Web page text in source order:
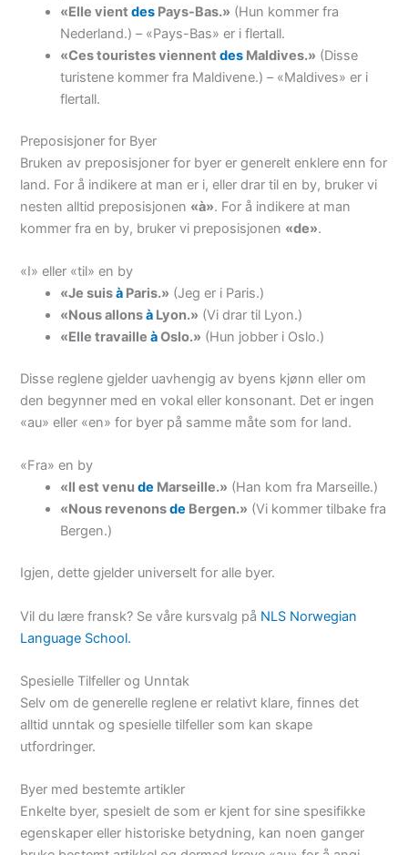
«Elle vientdes Pays-Bas.» (Hun kommer fra
Nederland.) – «Pays-Bas» er i flertall.
«Ces touristes viennentdes Maldives.» (Disse
turistene kommer fra Maldivene.) – «Maldives» er i
flertall.
Preposisjoner for Byer
Bruken av preposisjoner for byer er generelt enklere enn for
land. For å indikere at man er i, eller drar til en by, bruker vi
nesten alltid preposisjonen «à». For å indikere at man
kommer fra en by, bruker vi preposisjonen «de».
«I» eller «til» en by
«Je suisà Paris.» (Jeg er i Paris.)
«Nous allonsà Lyon.» (Vi drar til Lyon.)
«Elle travailleàOslo.» (Hun jobber i Oslo.)
Disse reglene gjelder uavhengig av byens kjønn eller om
den begynner med en vokal eller konsonant. Det er ingen
«au» eller «en» for byer på samme måte som for land.
«Fra» en by
«Il est venude Marseille.» (Han kom fra Marseille.)
«Nous revenonsde Bergen.» (Vi kommer tilbake fra
Bergen.)
Igjen, dette gjelder universelt for alle byer.
Vil du lære fransk? Se våre kursvalg på NLS Norwegian
Language School.
Spesielle Tilfeller og Unntak
Selv om de generelle reglene er relativt klare, finnes det
alltid unntak og spesielle tilfeller som kan skape
utfordringer.
Byer med bestemte artikler
Enkelte byer, spesielt de som er kjent for sine spesifikke
egenskaper eller historiske betydning, kan noen ganger